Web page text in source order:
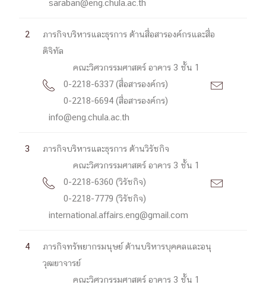
saraban@eng.chula.ac.th
2
ภารกิจบริหารและธุรการ ด้านสื่อสารองค์กรและสื่อ
ดิจิทัล
คณะวิศวกรรมศาสตร์ อาคาร 3 ชั้น 1

0-2218-6337 (สื่อสารองค์กร)
0-2218-6694 (สื่อสารองค์กร)

info@eng.chula.ac.th
3
ภารกิจบริหารและธุรการ ด้านวิรัชกิจ
คณะวิศวกรรมศาสตร์ อาคาร 3 ชั้น 1

0-2218-6360 (วิรัชกิจ)
0-2218-7779 (วิรัชกิจ)

international.affairs.eng@gmail.com
4
ภารกิจทรัพยากรมนุษย์ ด้านบริหารบุคคลและอนุ
วุฒยาจารย์
คณะวิศวกรรมศาสตร์ อาคาร 3 ชั้น 1